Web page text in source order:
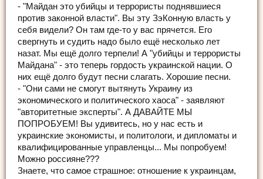
- "Майдан это убийцы и террористы поднявшиеся
против законной власти". Вы эту ЗэКонную власть у
себя видели? Он там где-то у вас прячется. Его
свергнуть и судить надо было ещё несколько лет
назат. Мы ещё долго терпели! А "убийцы и террористы
Майдана" - это теперь гордость украинской нации. О
них ещё долго будут песни слагать. Хорошие песни.
- "Они сами не смогут вытянуть Украину из
экономического и политического хаоса" - заявляют
"авторитетные эксперты". А ДАВАЙТЕ МЫ
ПОПРОБУЕМ! Вы удивитесь, но у нас есть и
украинские экономисты, и политологи, и дипломаты и
квалифицированные управленцы... Мы попробуем!
Можно россияне???
Знаете, что самое страшное: отношение к украинцам,